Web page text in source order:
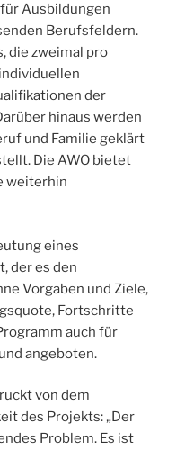
Ausbildungen
Berufsfeldern.
die zweimal pro
der
hinaus werden
und Familie geklärt
Die AWO bietet
weiterhin
eines
der es den
Vorgaben und Ziele,
Fortschritte
auch für
angeboten.
von dem
des Projekts: „Der
Problem. Es ist